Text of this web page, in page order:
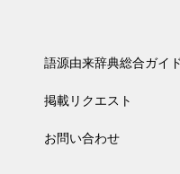
語源由来辞典総合ガイド
掲載リクエスト
お問い合わせ